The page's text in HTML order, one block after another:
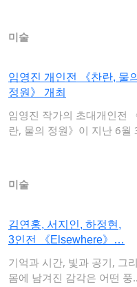
미술
임영진 개인전 《찬란, 물의
정원》 개최
임영진 작가의 초대개인전
란, 물의 정원》이 지난 6월
미술
김연홍, 서지인, 하정현,
3인전 《Elsewhere》…
기억과 시간, 빛과 공기, 그
몸에 남겨진 감각은 어떤 풍